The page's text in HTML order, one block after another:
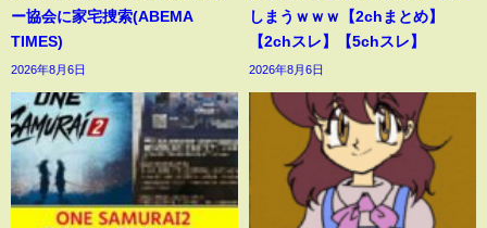
ー協会に家宅捜索(ABEMA
TIMES)
2026年8月6日
しまうｗｗｗ【2chまとめ】
【2chスレ】【5chスレ】
2026年8月6日